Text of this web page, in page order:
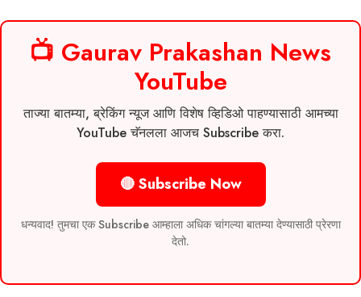
📺 Gaurav Prakashan News
YouTube
ताज्या बातम्या, ब्रेकिंग न्यूज आणि विशेष व्हिडिओ पाहण्यासाठी आमच्या
YouTube चॅनलला आजच Subscribe करा.
🔴 Subscribe Now
धन्यवाद! तुमचा एक Subscribe आम्हाला अधिक चांगल्या बातम्या देण्यासाठी प्रेरणा
देतो.